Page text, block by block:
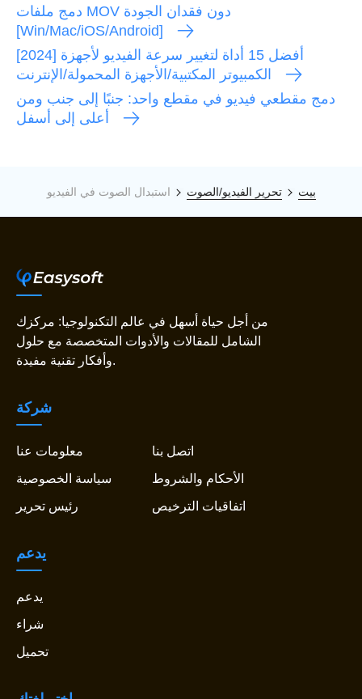
دمج ملفات MOV دون فقدان الجودة
[Win/Mac/iOS/Android]
[2024] أفضل 15 أداة لتغيير سرعة الفيديو لأجهزة
الكمبيوتر المكتبية/الأجهزة المحمولة/الإنترنت
دمج مقطعي فيديو في مقطع واحد: جنبًا إلى جنب ومن
أعلى إلى أسفل
بيت تحرير الفيديو/الصوت استبدال الصوت في الفيديو
من أجل حياة أسهل في عالم التكنولوجيا: مركزك
الشامل للمقالات والأدوات المتخصصة مع حلول
وأفكار تقنية مفيدة.
شركة
معلومات عنا
اتصل بنا
سياسة الخصوصية
الأحكام والشروط
رئيس تحرير
اتفاقيات الترخيص
يدعم
يدعم
شراء
تحميل